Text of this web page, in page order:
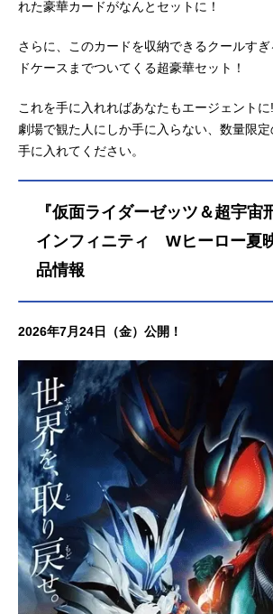
れた豪華カードがなんとセットに！
さらに、このカードを収納できるクールす
ドケースまでついてくる超豪華セット！
これを手に入れればあなたもエージェント
劇場で観た人にしか手に入らない、数量限
手に入れてください。
『仮面ライダーゼッツ＆超宇宙
インフィニティ Wヒーロー夏
品情報
2026年7月24日（金）公開！